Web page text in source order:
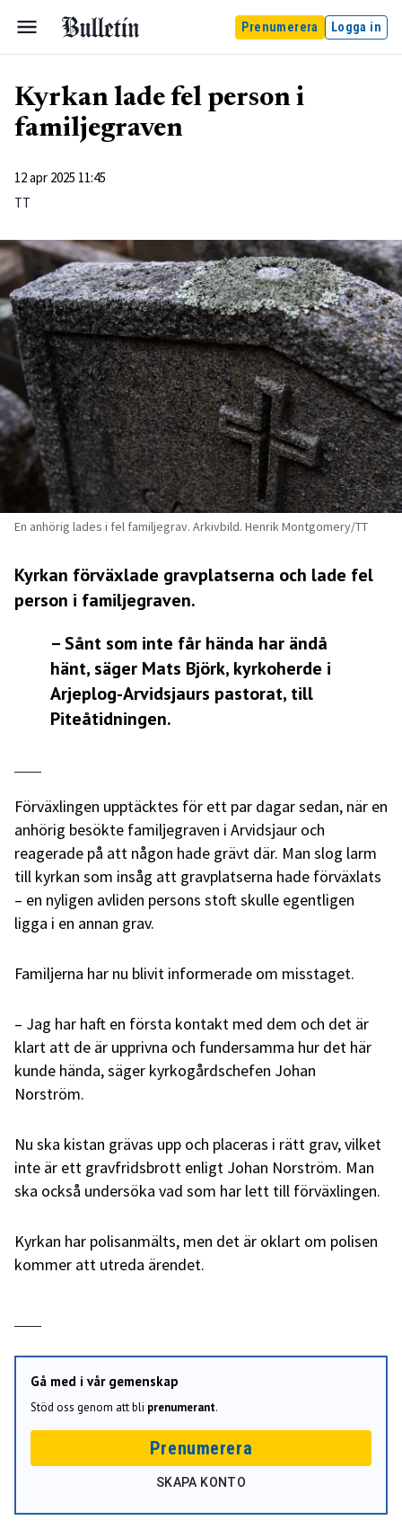
Prenumerera Logga in
Kyrkan lade fel person i
familjegraven
12 apr 2025 11:45
TT
En anhörig lades i fel familjegrav. Arkivbild. Henrik Montgomery/TT
Kyrkan förväxlade gravplatserna och lade fel
person i familjegraven.
– Sånt som inte får hända har ändå
hänt, säger Mats Björk, kyrkoherde i
Arjeplog-Arvidsjaurs pastorat, till
Piteåtidningen.
Förväxlingen upptäcktes för ett par dagar sedan, när en
anhörig besökte familjegraven i Arvidsjaur och
reagerade på att någon hade grävt där. Man slog larm
till kyrkan som insåg att gravplatserna hade förväxlats
– en nyligen avliden persons stoft skulle egentligen
ligga i en annan grav.
Familjerna har nu blivit informerade om misstaget.
– Jag har haft en första kontakt med dem och det är
klart att de är upprivna och fundersamma hur det här
kunde hända, säger kyrkogårdschefen Johan
Norström.
Nu ska kistan grävas upp och placeras i rätt grav, vilket
inte är ett gravfridsbrott enligt Johan Norström. Man
ska också undersöka vad som har lett till förväxlingen.
Kyrkan har polisanmälts, men det är oklart om polisen
kommer att utreda ärendet.
Gå med i vår gemenskap
Stöd oss genom att bli prenumerant.
Prenumerera
SKAPA KONTO